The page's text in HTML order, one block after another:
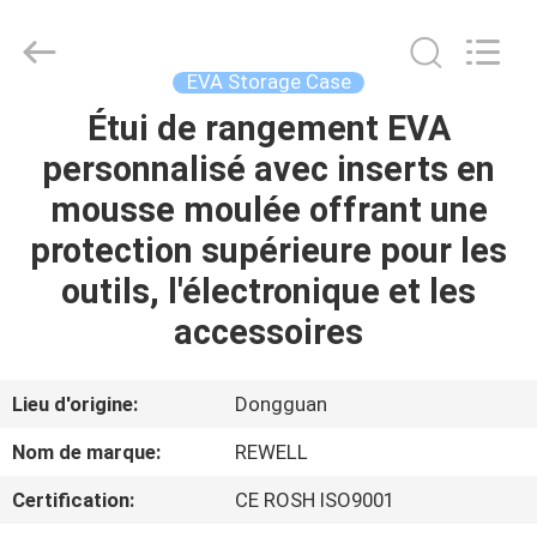
MAISON
PRODUITS
AU
NOUS
D'USINE
Limited.
EVA Storage Case
Étui de rangement EVA
personnalisé avec inserts en
mousse moulée offrant une
protection supérieure pour les
outils, l'électronique et les
accessoires
Lieu d'origine:
Dongguan
Nom de marque:
REWELL
Certification:
CE ROSH ISO9001